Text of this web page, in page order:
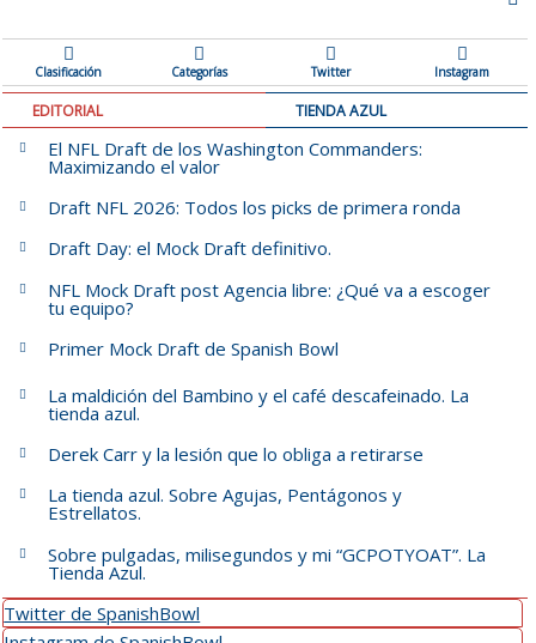
Clasificación Categorías Twitter Instagram
EDITORIAL TIENDA AZUL
El NFL Draft de los Washington Commanders:
Maximizando el valor
Draft NFL 2026: Todos los picks de primera ronda
Draft Day: el Mock Draft definitivo.
NFL Mock Draft post Agencia libre: ¿Qué va a escoger
tu equipo?
Primer Mock Draft de Spanish Bowl
La maldición del Bambino y el café descafeinado. La
tienda azul.
Derek Carr y la lesión que lo obliga a retirarse
La tienda azul. Sobre Agujas, Pentágonos y
Estrellatos.
Sobre pulgadas, milisegundos y mi “GCPOTYOAT”. La
Tienda Azul.
Twitter de SpanishBowl